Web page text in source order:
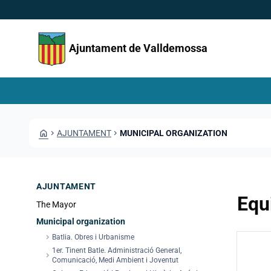
Ajuntament de Valldemossa
HOME CHEVRON_RIGHT AJUNTAMENT CHEVRON_RIGHT MUNICIPAL ORGANIZATION
AJUNTAMENT
The Mayor
Municipal organization
chevron_right Batlia. Obres i Urbanisme
chevron_right 1er. Tinent Batle. Administració General,
Comunicació, Medi Ambient i Joventut